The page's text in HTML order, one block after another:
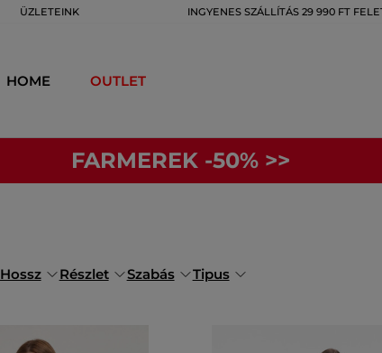
ÜZLETEINK INGYENES SZÁLLÍTÁS 29 990 FT
HOME OUTLET
FARMEREK -50% >>
Hossz Részlet Szabás Tipus